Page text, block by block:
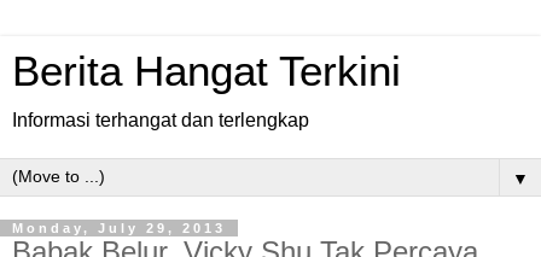
Berita Hangat Terkini
Informasi terhangat dan terlengkap
▼
Monday, July 29, 2013